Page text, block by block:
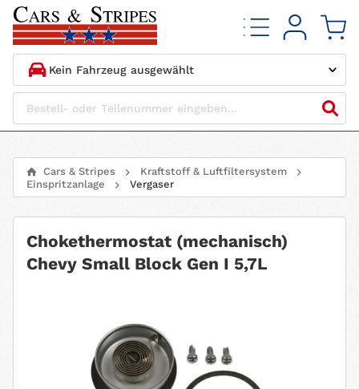
1. HERSTELLER
3. BAUJAHR
4. MOTORTYP
Cars & Stripes
Kraftstoff & Luftfiltersystem
Einspritzanlage
Vergaser
Chokethermostat (mechanisch)
Chevy Small Block Gen I 5,7L